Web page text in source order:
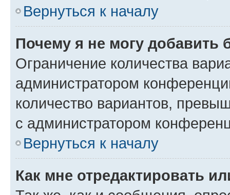
Вернуться к началу
Почему я не могу добавить
Ограничение количества
администратором
количество вариантов,
с администратором
Вернуться к началу
Как мне отредактировать